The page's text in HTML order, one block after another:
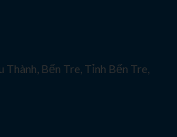
Bến Tre, Tỉnh Bến Tre,